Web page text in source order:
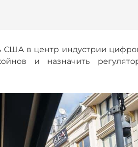
США в центр индустрии
и назначить